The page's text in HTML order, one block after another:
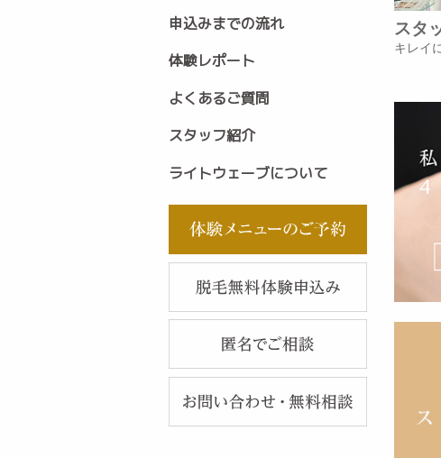
申込みまでの流れ
体験レポート
よくあるご質問
スタッフ紹介
ライトウェーブについて
スタ
キレイ